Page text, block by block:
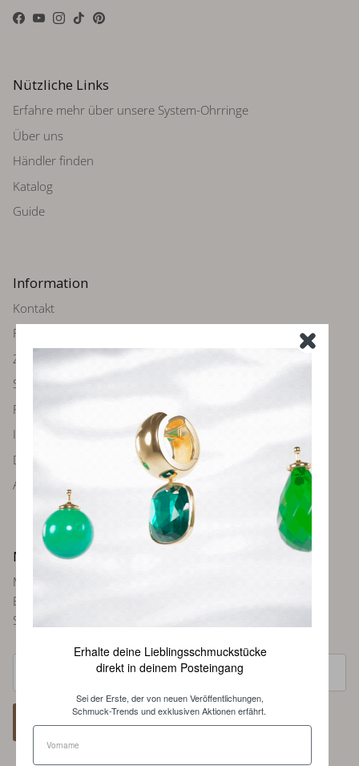
Facebook
YouTube
Instagram
TikTokPinterest
Nützliche Links
Erfahre mehr über unsere System-Ohrringe
Über uns
Händler finden
Katalog
Guide
Information
Kontakt
Rückgabe
Zahlung und Versand
Schmuckpflege
FAQ
Impressum
Datenschutz
AGBs
Newsletter
Melde dich bei unserem Newsletter an und sei immer als
Erste über neue Farben und Kollektionen, Inspirationen,
Styling-Tipps und weitere Neuigkeiten informiert.
ABONNIEREN
Erhalte deine Lieblingsschmuckstücke
direkt in deinem Posteingang
Sei der Erste, der von neuen Veröffentlichungen,
Schmuck-Trends und exklusiven Aktionen erfährt.